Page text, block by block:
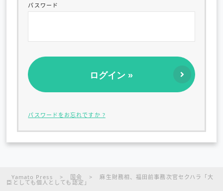
パスワード
パスワードをお忘れですか ?
Yamato Press > 国会 > 麻生財務相、福田前事務次官セクハラ「大
臣としても個人としても認定」